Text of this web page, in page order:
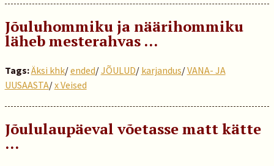
Jõuluhommiku ja näärihommiku
läheb mesterahvas …
Tags:Äksi khk/ended/JÕULUD/ karjandus/VANA- JA
UUSAASTA/x Veised
Jõululaupäeval võetasse matt kätte
…